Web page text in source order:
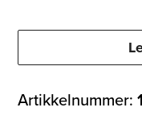
Artikkelnummer: